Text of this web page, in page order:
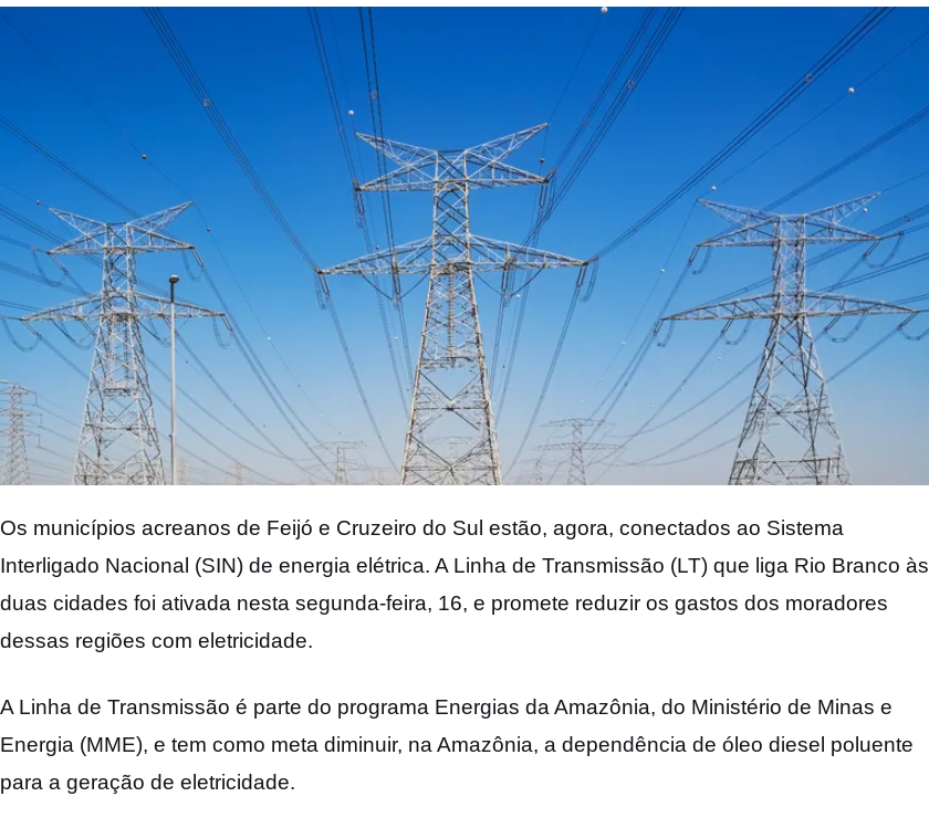
Os municípios acreanos de Feijó e Cruzeiro do Sul estão, agora, conectados ao Sistema
Interligado Nacional (SIN) de energia elétrica. A Linha de Transmissão (LT) que liga Rio Branco às
duas cidades foi ativada nesta segunda-feira, 16, e promete reduzir os gastos dos moradores
dessas regiões com eletricidade.
A Linha de Transmissão é parte do programa Energias da Amazônia, do Ministério de Minas e
Energia (MME), e tem como meta diminuir, na Amazônia, a dependência de óleo diesel poluente
para a geração de eletricidade.